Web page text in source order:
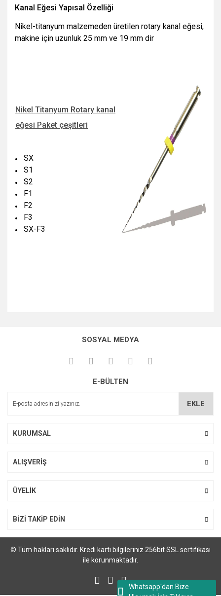
Whatsapp'dan Bize
Kanal Eğesi Yapısal Özelliği
Nikel-titanyum malzemeden üretilen rotary kanal eğesi,
makine için uzunluk 25 mm ve 19 mm dir
Nikel Titanyum Rotary kanal
eğesi Paket çeşitleri
SX
S1
S2
F1
F2
F3
SX-F3
SOSYAL MEDYA
E-BÜLTEN
EKLE
KURUMSAL
ALIŞVERİŞ
ÜYELİK
BİZİ TAKİP EDİN
© Tüm hakları saklıdır. Kredi kartı bilgileriniz 256bit SSL sertifikası
ile korunmaktadır.